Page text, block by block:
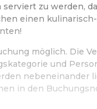
zu werden,
einen
möglich. Die
und
nebeneinander
in den